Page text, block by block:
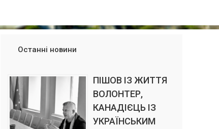
Останні новини
ПІШОВ ІЗ ЖИТТЯ
ВОЛОНТЕР,
КАНАДІЄЦЬ ІЗ
УКРАЇНСЬКИМ